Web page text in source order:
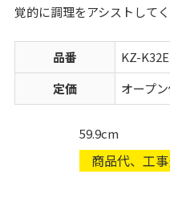
覚的に調理をアシストしてく
品番
KZ-
定価
オープ
59.9cm
商品代、工